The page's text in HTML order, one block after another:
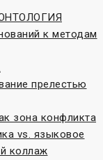
к методам
прелестью
зона конфликта
vs. языковое
коллаж